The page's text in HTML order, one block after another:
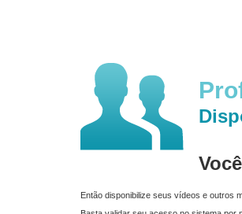
Então disponibilize seus vídeos e outros